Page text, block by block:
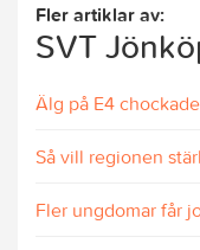
Fler artiklar av:
SVT
Älg på E4
Så vill regionen
Fler ungdomar får